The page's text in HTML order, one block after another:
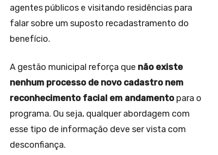
agentes públicos e visitando residências para
falar sobre um suposto recadastramento do
benefício.
A gestão municipal reforça que não existe
nenhum processo de novo cadastro nem
reconhecimento facial em andamento para o
programa. Ou seja, qualquer abordagem com
esse tipo de informação deve ser vista com
desconfiança.